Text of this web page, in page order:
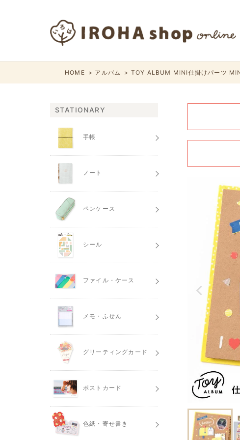
HOME アルバム TOY ALBUM MINI仕掛けパーツ
STATIONARY
手帳
ノート
ペンケース
シール
ファイル・ケース
メモ・ふせん
グリーティングカード
ポストカード
色紙・寄せ書き